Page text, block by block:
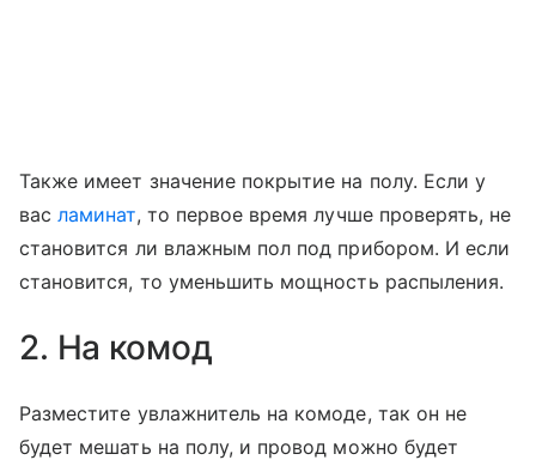
Также имеет значение покрытие на полу. Если у
васламинат, то первое время лучше проверять, не
становится ли влажным пол под прибором. И если
становится, то уменьшить мощность распыления.
2. На комод
Разместите увлажнитель на комоде, так он не
будет мешать на полу, и провод можно будет